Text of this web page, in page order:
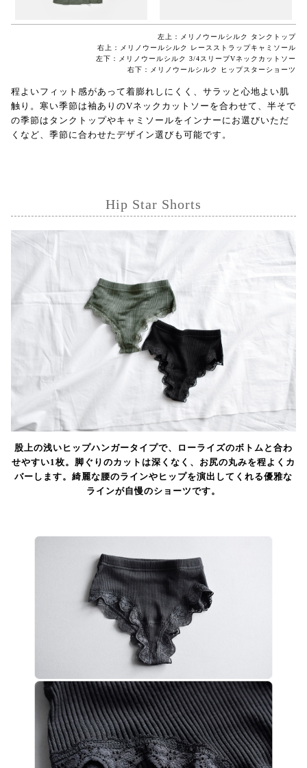
左上：メリノウールシルク タンクトップ
右上：メリノウールシルク レースストラップキャミソール
左下：メリノウールシルク 3/4スリーブVネックカットソー
右下：メリノウールシルク ヒップスターショーツ
程よいフィット感があって着膨れしにくく、サラッと心地よい肌
触り。寒い季節は袖ありのVネックカットソーを合わせて、半そで
の季節はタンクトップやキャミソールをインナーにお選びいただ
くなど、季節に合わせたデザイン選びも可能です。
Hip Star Shorts
股上の浅いヒップハンガータイプで、ローライズのボトムと合わ
せやすい1枚。脚ぐりのカットは深くなく、お尻の丸みを程よくカ
バーします。綺麗な腰のラインやヒップを演出してくれる優雅な
ラインが自慢のショーツです。